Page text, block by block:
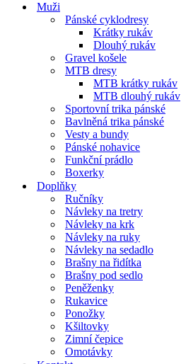
Muži
Pánské cyklodresy
Krátky rukáv
Dlouhý rukáv
Gravel košele
MTB dresy
MTB krátky rukáv
MTB dlouhý rukáv
Sportovní trika pánské
Bavlněná trika pánské
Vesty a bundy
Pánské nohavice
Funkční prádlo
Boxerky
Doplňky
Ručníky
Návleky na tretry
Návleky na krk
Návleky na ruky
Návleky na sedadlo
Brašny na řidítka
Brašny pod sedlo
Peněženky
Rukavice
Ponožky
Kšiltovky
Zimní čepice
Omotávky